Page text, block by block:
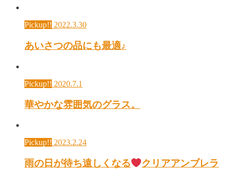
Pickup!! 2022.3.30
あいさつの品にも最適♪
Pickup!! 2020.7.1
華やかな雰囲気のグラス。
Pickup!! 2023.2.24
雨の日が待ち遠しくなる
クリアアンブレラ